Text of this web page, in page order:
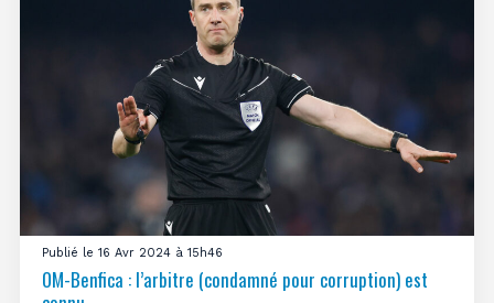
Publié le 16 Avr 2024 à 15h46
OM-Benfica : l’arbitre (condamné pour corruption) est